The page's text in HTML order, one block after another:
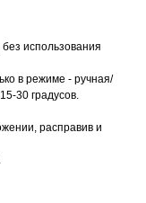
использования
в режиме - ручная/
30 градусов.
расправив и